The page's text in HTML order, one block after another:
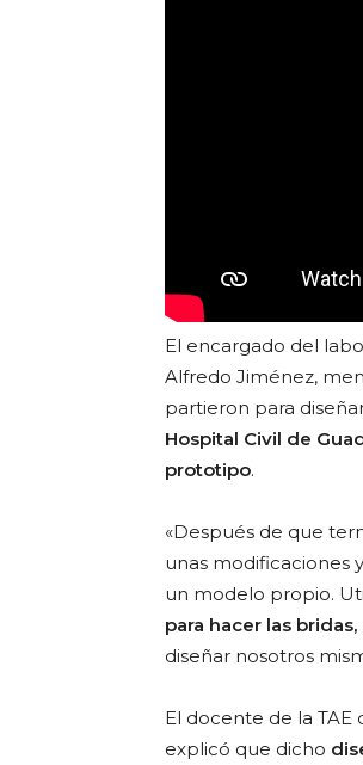
El encargado del
Alfredo Jiménez,
partieron para
Hospital Civil de
prototipo.
«Después de que
unas modificaciones
un modelo propio.
para hacer las
diseñar nosotros
El docente de la TAE
explicó que dicho